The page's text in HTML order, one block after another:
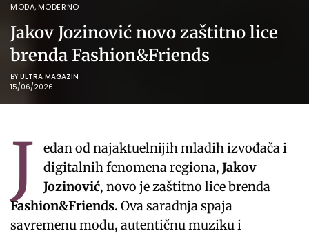
MODA, MODERNO
Jakov Jozinović novo zaštitno lice
brenda Fashion&Friends
BY ULTRA MAGAZIN
15/06/2026
J
edan od najaktuelnijih mladih izvođača i
digitalnih fenomena regiona, Jakov
Jozinović, novo je zaštitno lice brenda
Fashion&Friends. Ova saradnja spaja
savremenu modu, autentičnu muziku i